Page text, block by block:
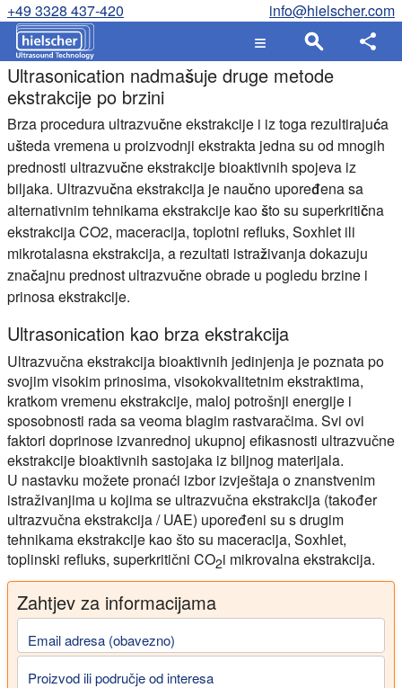
+49 3328 437-420 info@hielscher.com
Ultrasonication nadmašuje druge metode
ekstrakcije po brzini
Brza procedura ultrazvučne ekstrakcije i iz toga rezultirajuća
ušteda vremena u proizvodnji ekstrakta jedna su od mnogih
prednosti ultrazvučne ekstrakcije bioaktivnih spojeva iz
biljaka. Ultrazvučna ekstrakcija je naučno upoređena sa
alternativnim tehnikama ekstrakcije kao što su superkritična
ekstrakcija CO2, maceracija, toplotni refluks, Soxhlet ili
mikrotalasna ekstrakcija, a rezultati istraživanja dokazuju
značajnu prednost ultrazvučne obrade u pogledu brzine i
prinosa ekstrakcije.
Ultrasonication kao brza ekstrakcija
Ultrazvučna ekstrakcija bioaktivnih jedinjenja je poznata po
svojim visokim prinosima, visokokvalitetnim ekstraktima,
kratkom vremenu ekstrakcije, maloj potrošnji energije i
sposobnosti rada sa veoma blagim rastvaračima. Svi ovi
faktori doprinose izvanrednoj ukupnoj efikasnosti ultrazvučne
ekstrakcije bioaktivnih sastojaka iz biljnog materijala.
U nastavku možete pronaći izbor izvještaja o znanstvenim
istraživanjima u kojima se ultrazvučna ekstrakcija (također
ultrazvučna ekstrakcija /UAE) upoređeni su s drugim
tehnikama ekstrakcije kao što su maceracija, Soxhlet,
toplinski refluks, superkritični CO2i mikrovalna ekstrakcija.
Zahtjev za informacijama
Email adresa (obavezno)
Proizvod ili područje od interesa